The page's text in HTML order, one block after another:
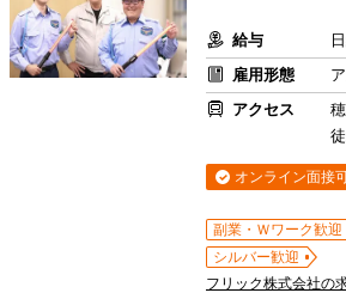
給与
雇用形態
アクセス
オンライン面接
副業・Ｗワーク歓迎
シルバー歓迎
フリック株式会社の